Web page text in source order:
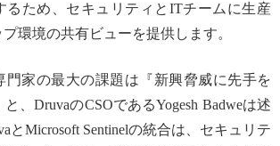
るため、セキュリティとITチームに生産
環境の共有ビューを提供します。
門家の最大の課題は『新興脅威に先手を
、DruvaのCSOであるYogesh Badweは述
とMicrosoft Sentinelの統合は、セキュリテ